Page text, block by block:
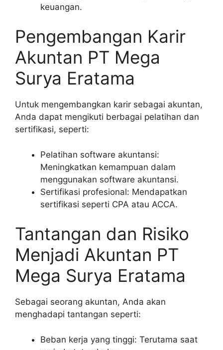
keuangan.
Pengembangan Karir
Akuntan PT Mega
Surya Eratama
Untuk mengembangkan karir sebagai akuntan,
Anda dapat mengikuti berbagai pelatihan dan
sertifikasi, seperti:
Pelatihan software akuntansi:
Meningkatkan kemampuan dalam
menggunakan software akuntansi.
Sertifikasi profesional: Mendapatkan
sertifikasi seperti CPA atau ACCA.
Tantangan dan Risiko
Menjadi Akuntan PT
Mega Surya Eratama
Sebagai seorang akuntan, Anda akan
menghadapi tantangan seperti:
Beban kerja yang tinggi: Terutama saat